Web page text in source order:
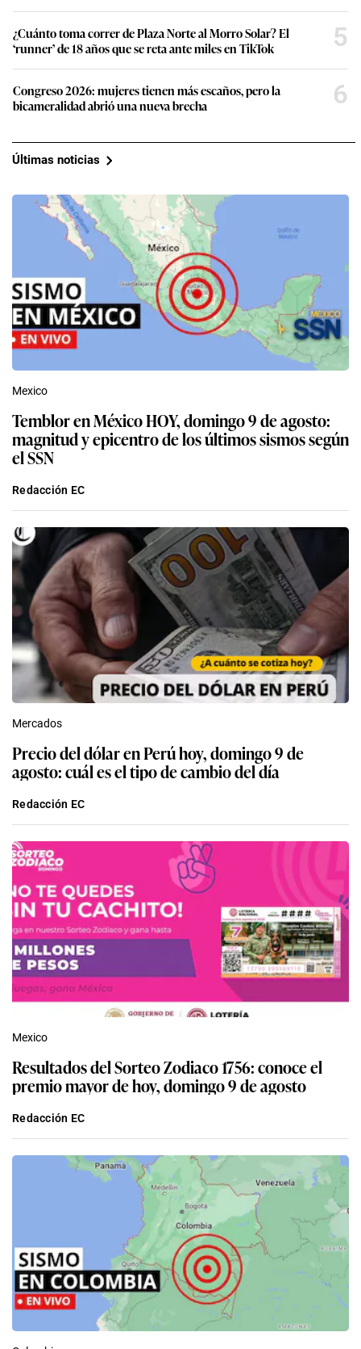
¿Cuánto toma correr de Plaza Norte al Morro Solar? El
‘runner’ de 18 años que se reta ante miles en TikTok
5
Congreso 2026: mujeres tienen más escaños, pero la
bicameralidad abrió una nueva brecha
6
Últimas noticias
Mexico
Temblor en México HOY, domingo 9 de agosto:
magnitud y epicentro de los últimos sismos según
el SSN
Redacción EC
Mercados
Precio del dólar en Perú hoy, domingo 9 de
agosto: cuál es el tipo de cambio del día
Redacción EC
Mexico
Resultados del Sorteo Zodiaco 1756: conoce el
premio mayor de hoy, domingo 9 de agosto
Redacción EC